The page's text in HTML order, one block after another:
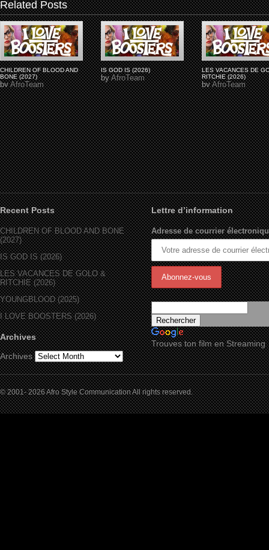
Related Posts
CHILDREN OF BLOOD AND
BONE (2027)
byAfroTeam
IS GOD IS (2026)
byAfroTeam
LES VACANCES DE
RITCHIE (2026)
byAfroTeam
Recent Posts
CHILDREN OF BLOOD AND BONE
(2027)
IS GOD IS (2026)
LES VACANCES DE GOLO &
RITCHIE (2026)
YOUNGBLOOD (2025)
I LOVE BOOSTERS (2026)
Archives
Archives
Lettre d’information
Adresse de courrier
Trouves ton film en Streaming
© 2001- 2026 Afro Style Communication All rights reserved.